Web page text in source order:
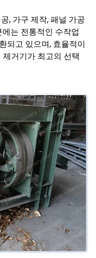
, 가구 제작, 패널 가공
는 전통적인 수작업
되고 있으며, 효율적이
거기가 최고의 선택